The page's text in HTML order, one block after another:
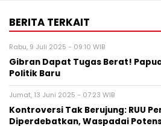
BERITA TERKAIT
Rabu, 9 Juli 2025 - 09:10 WIB
Gibran Dapat Tugas Berat!
Politik Baru
Jumat, 13 Juni 2025 - 07:23 WIB
Kontroversi Tak Berujung: RUU
Diperdebatkan, Waspadai